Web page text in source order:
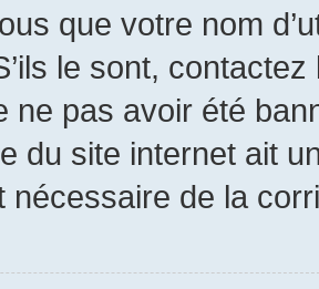
que votre nom
le sont,
ne pas avoir été
du site internet ait
nécessaire de la